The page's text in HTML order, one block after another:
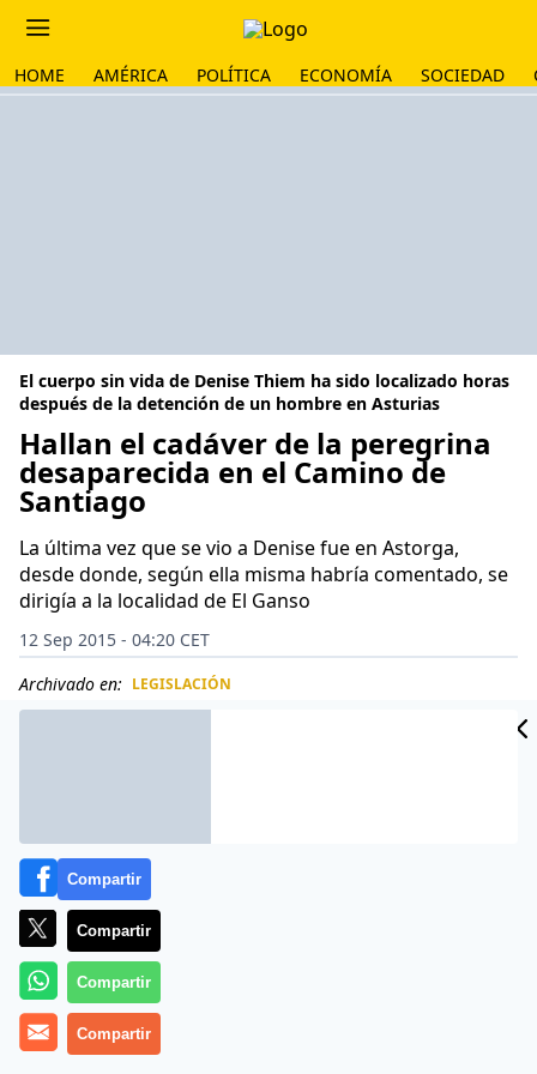
HOME AMÉRICA POLÍTICA ECONOMÍA SOCIEDAD
El cuerpo sin vida de Denise Thiem ha sido localizado horas
después de la detención de un hombre en Asturias
Hallan el cadáver de la peregrina
desaparecida en el Camino de
Santiago
La última vez que se vio a Denise fue en Astorga,
desde donde, según ella misma habría comentado, se
dirigía a la localidad de El Ganso
12 Sep 2015 - 04:20 CET
Archivado en: LEGISLACIÓN
Compartir
Compartir
Compartir
Compartir